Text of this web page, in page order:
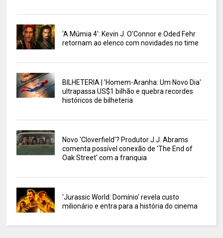
'A Múmia 4': Kevin J. O’Connor e Oded Fehr
retornam ao elenco com novidades no time
BILHETERIA | 'Homem-Aranha: Um Novo Dia'
ultrapassa US$1 bilhão e quebra recordes
históricos de bilheteria
Novo 'Cloverfield'? Produtor J.J. Abrams
comenta possível conexão de 'The End of
Oak Street' com a franquia
'Jurassic World: Domínio' revela custo
milionário e entra para a história do cinema